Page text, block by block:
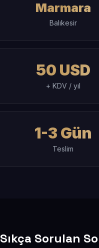
Marmara
Balıkesir
50 USD
+ KDV / yıl
1-3 Gün
Teslim
Sıkça Sorulan